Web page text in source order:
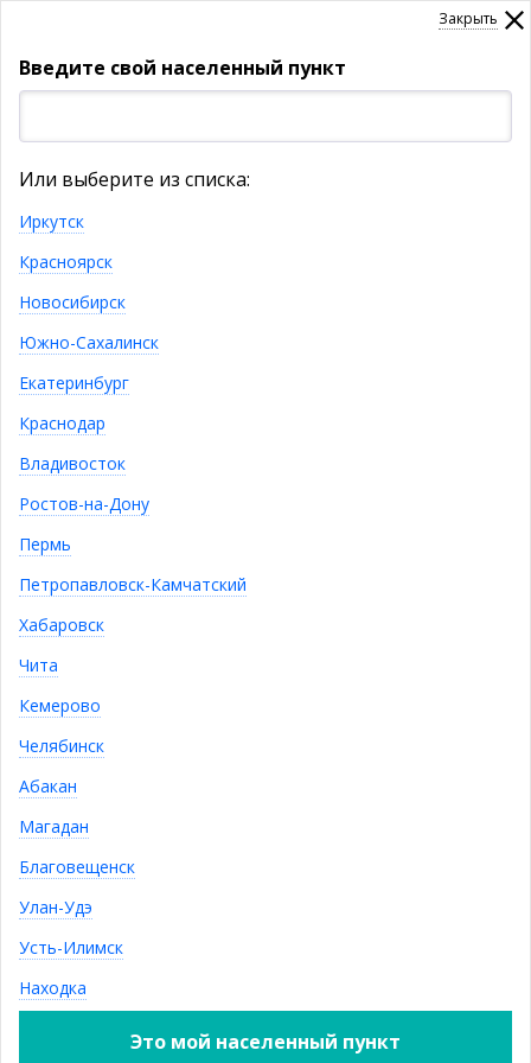
Регистрация
УКАЖИТЕ НАСЕЛЕННЫЙ ПУНКТ
Подпишитесь! Новинки, скидки,
предложения!
я даю согласие на обработку моих персональных
Контактная информация
sale@ivushka-mebel.ru
Показать полную версию
2011—2023
ОГРН: 1163850052981
Закрыть
Введите свой населенный пункт
Или выберите из списка:
Иркутск
Красноярск
Новосибирск
Южно-Сахалинск
Екатеринбург
Краснодар
Владивосток
Ростов-на-Дону
Пермь
Петропавловск-Камчатский
Хабаровск
Чита
Кемерово
Челябинск
Абакан
Магадан
Благовещенск
Улан-Удэ
Усть-Илимск
Находка
Это мой населенный пункт